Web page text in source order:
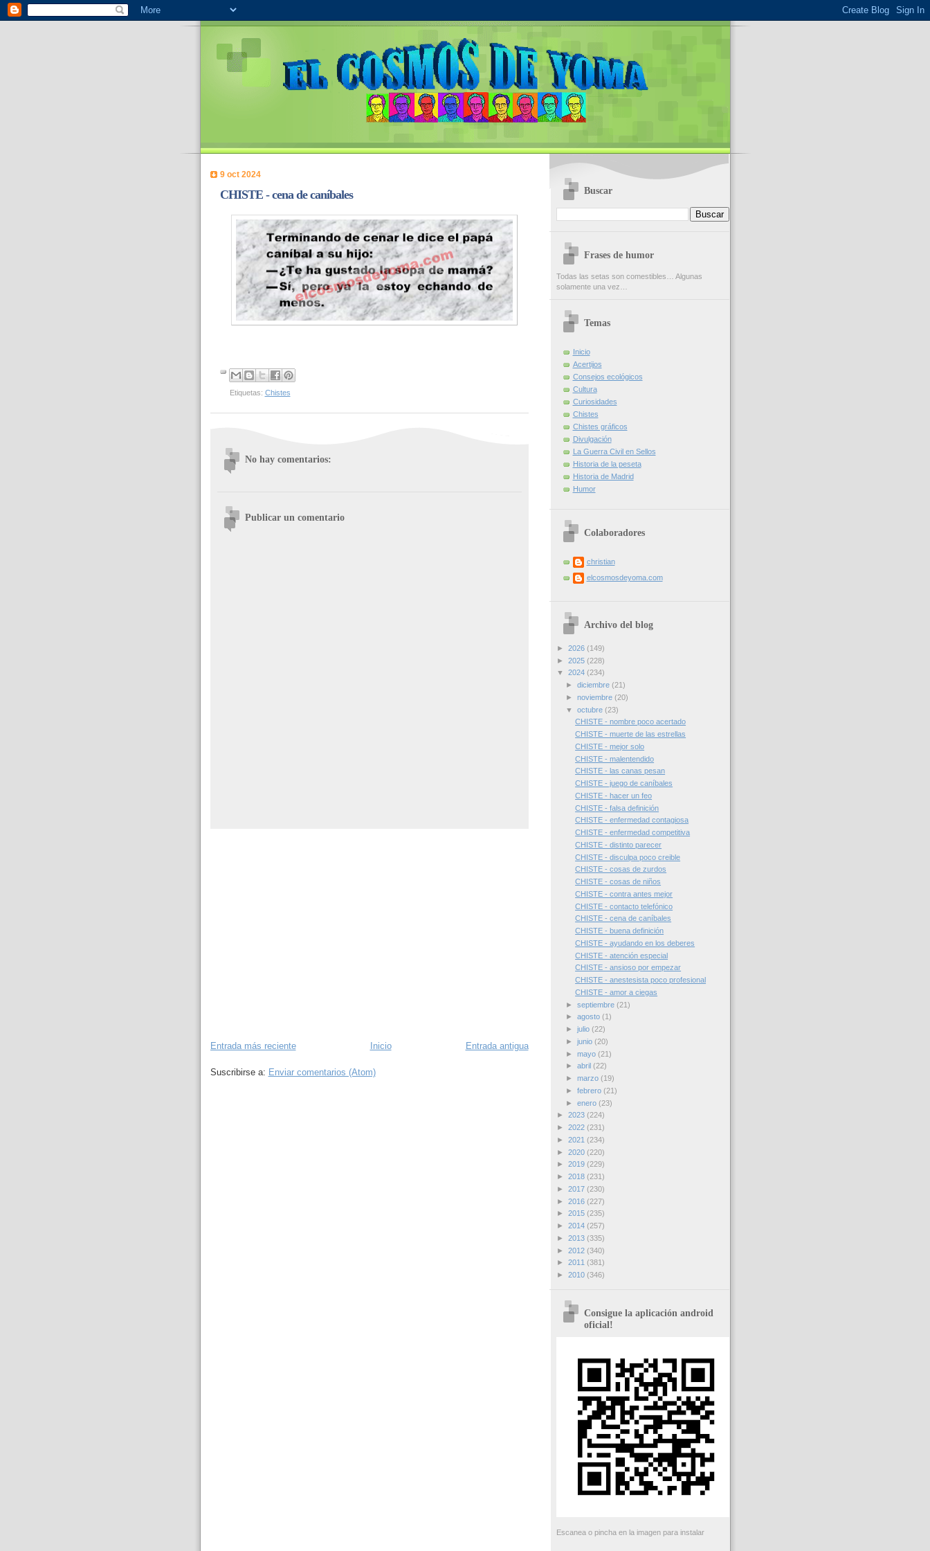
9 oct 2024
CHISTE - cena de caníbales
Etiquetas: Chistes
No hay comentarios:
Publicar un comentario
Entrada más reciente Entrada antigua
Inicio
Suscribirse a: Enviar comentarios (Atom)
Buscar
Frases de humor
Todas las setas son comestibles… Algunas
solamente una vez…
Temas
Inicio
Acertijos
Consejos ecológicos
Cultura
Curiosidades
Chistes
Chistes gráficos
Divulgación
La Guerra Civil en Sellos
Historia de la peseta
Historia de Madrid
Humor
Colaboradores
christian
elcosmosdeyoma.com
Archivo del blog
► 2026 (149)
► 2025 (228)
▼ 2024 (234)
► diciembre (21)
► noviembre (20)
▼ octubre (23)
CHISTE - nombre poco acertado
CHISTE - muerte de las estrellas
CHISTE - mejor solo
CHISTE - malentendido
CHISTE - las canas pesan
CHISTE - juego de caníbales
CHISTE - hacer un feo
CHISTE - falsa definición
CHISTE - enfermedad contagiosa
CHISTE - enfermedad competitiva
CHISTE - distinto parecer
CHISTE - disculpa poco creible
CHISTE - cosas de zurdos
CHISTE - cosas de niños
CHISTE - contra antes mejor
CHISTE - contacto telefónico
CHISTE - cena de caníbales
CHISTE - buena definición
CHISTE - ayudando en los deberes
CHISTE - atención especial
CHISTE - ansioso por empezar
CHISTE - anestesista poco profesional
CHISTE - amor a ciegas
► septiembre (21)
► agosto (1)
► julio (22)
► junio (20)
► mayo (21)
► abril (22)
► marzo (19)
► febrero (21)
► enero (23)
► 2023 (224)
► 2022 (231)
► 2021 (234)
► 2020 (220)
► 2019 (229)
► 2018 (231)
► 2017 (230)
► 2016 (227)
► 2015 (235)
► 2014 (257)
► 2013 (335)
► 2012 (340)
► 2011 (381)
► 2010 (346)
Consigue la aplicación android
oficial!
Escanea o pincha en la imagen para instalar